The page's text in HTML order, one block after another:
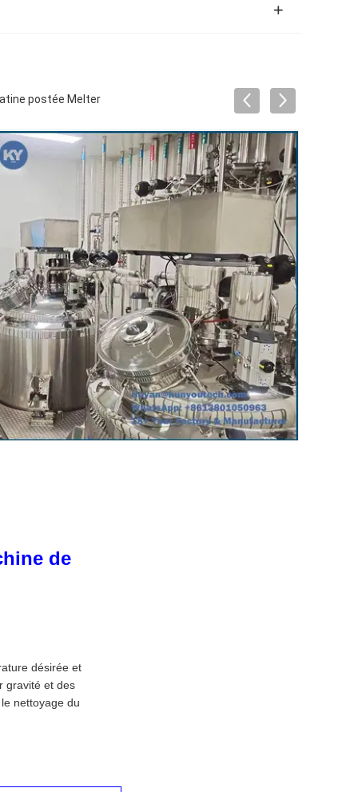
postée Melter
de
désirée et
gravité et des
nettoyage du